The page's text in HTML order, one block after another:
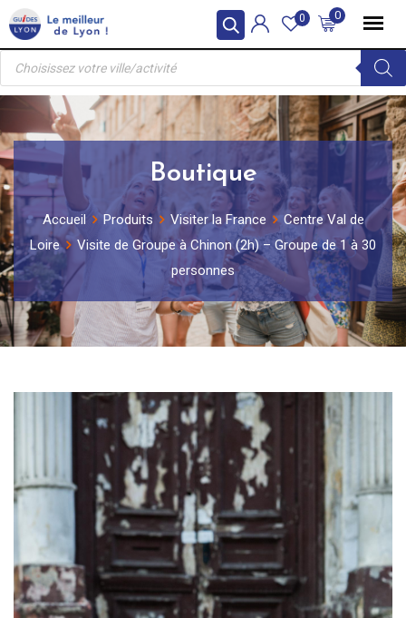
Skip
to
content
0
0
Recherche
produits
Boutique
Accueil Produits Visiter la France
Centre Val de
Loire
Visite de Groupe à Chinon (2h) – Groupe de 1 à 30
personnes